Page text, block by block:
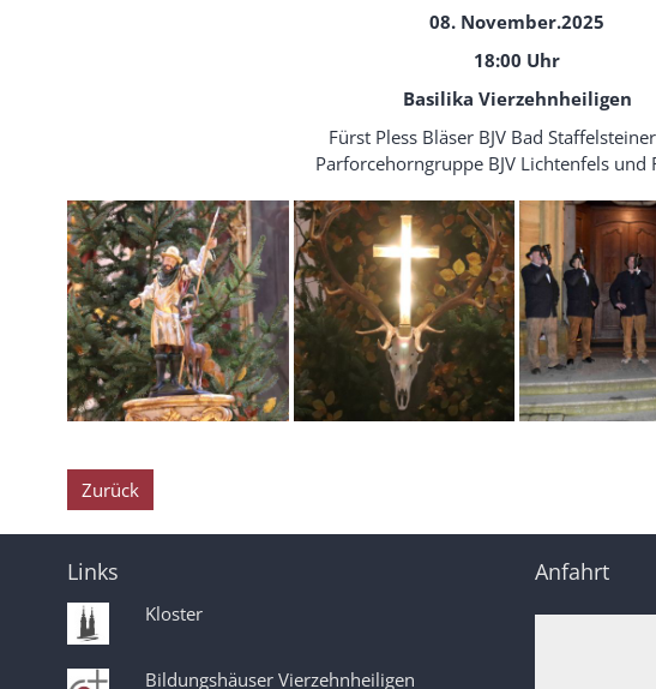
08. November.2025
18:00 Uhr
Basilika Vierzehnheiligen
Fürst Pless Bläser BJV Bad
Parforcehorngruppe BJV Lichtenfels und
Zurück
Links
Kloster
Bildungshäuser Vierzehnheiligen
Anfahrt